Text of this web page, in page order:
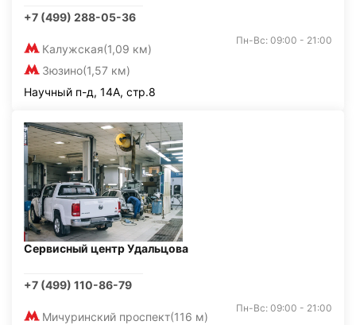
+7 (499) 288-05-36
Калужская(1,09 км)
Зюзино(1,57 км)
Пн-Вс: 09:00 - 21:00
Научный п-д, 14А, стр.8
Сервисный центр Удальцова
+7 (499) 110-86-79
Мичуринский проспект(116 м)
Пн-Вс: 09:00 - 21:00